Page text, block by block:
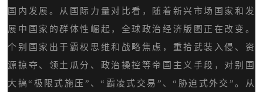
国内发展。从国际力量对比看，随着新兴市场国家和发
展中国家的群体性崛起，全球政治经济版图正在改变。
个别国家出于霸权思维和战略焦虑，重拾武装入侵、资
源掠夺、领土瓜分、政治操控等帝国主义手段，对别国
大搞“极限式施压”、“霸凌式交易”、“胁迫式外交”。从